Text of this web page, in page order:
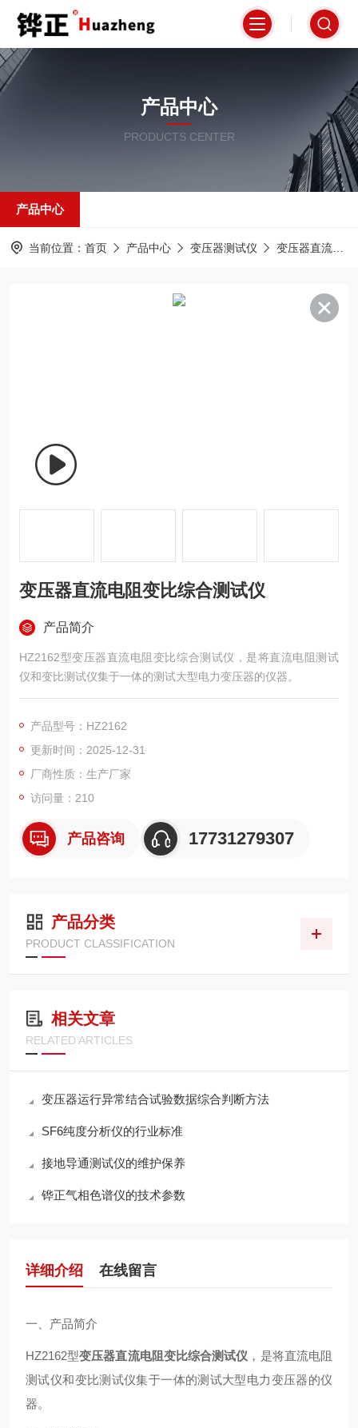
产品中心
PRODUCTS CENTER
产品中心
当前位置： 首页 产品中心 变压器测试仪 变压器直流电阻变比测试仪
变压器直流电阻变比综合测试仪
产品简介
HZ2162型变压器直流电阻变比综合测试仪，是将直流电阻测试
仪和变比测试仪集于一体的测试大型电力变压器的仪器。
产品型号：HZ2162
更新时间：2025-12-31
厂商性质：生产厂家
访问量：210
产品咨询 17731279307
产品分类
PRODUCT CLASSIFICATION
相关文章
RELATED ARTICLES
变压器运行异常结合试验数据综合判断方法
SF6纯度分析仪的行业标准
接地导通测试仪的维护保养
铧正气相色谱仪的技术参数
详细介绍 在线留言
一、产品简介
HZ2162型变压器直流电阻变比综合测试仪 ，是将直流电阻
测试仪和变比测试仪集于一体的测试大型电力变压器的仪
器。